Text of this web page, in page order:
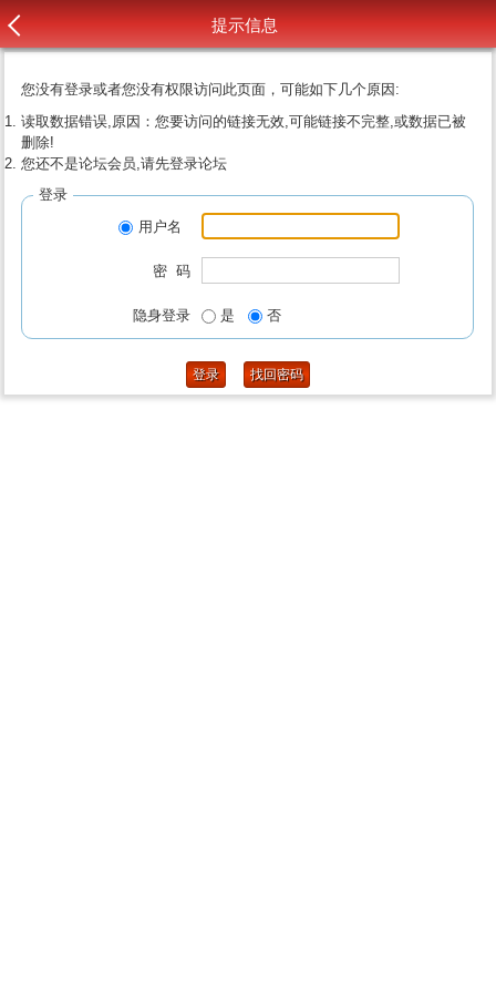
提示信息
您没有登录或者您没有权限访问此页面，可能如下几个原因:
读取数据错误,原因：您要访问的链接无效,可能链接不完整,或数据已被
删除!
您还不是论坛会员,请先登录论坛
登录
用户名
密 码
隐身登录 是 否